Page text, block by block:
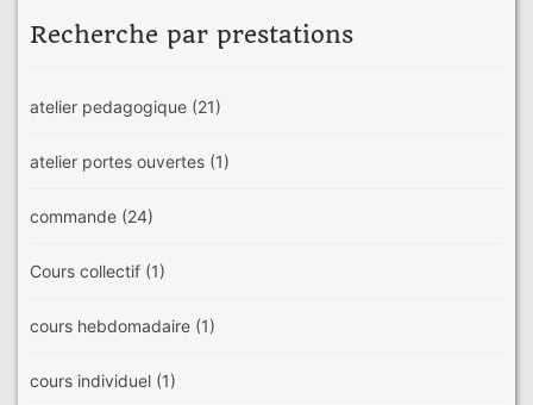
Recherche par prestations
atelier pedagogique (21)
atelier portes ouvertes (1)
commande (24)
Cours collectif (1)
cours hebdomadaire (1)
cours individuel (1)